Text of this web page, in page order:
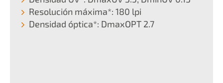
Resolución máxima*: 180 lpi
Densidad óptica*: DmaxOPT 2.7